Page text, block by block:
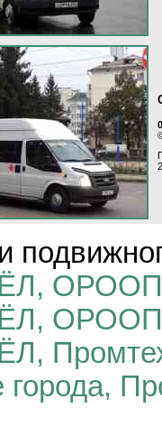
города,